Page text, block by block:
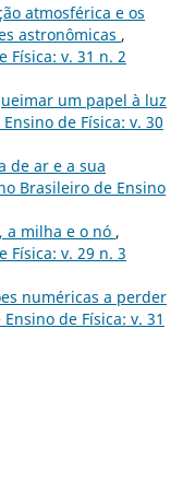
atmosférica e os
astronômicas ,
Física: v. 31 n. 2
um papel à luz
de Física: v. 30
de ar e a sua
Brasileiro de Ensino
a milha e o nó ,
Física: v. 29 n. 3
numéricas a perder
de Física: v. 31